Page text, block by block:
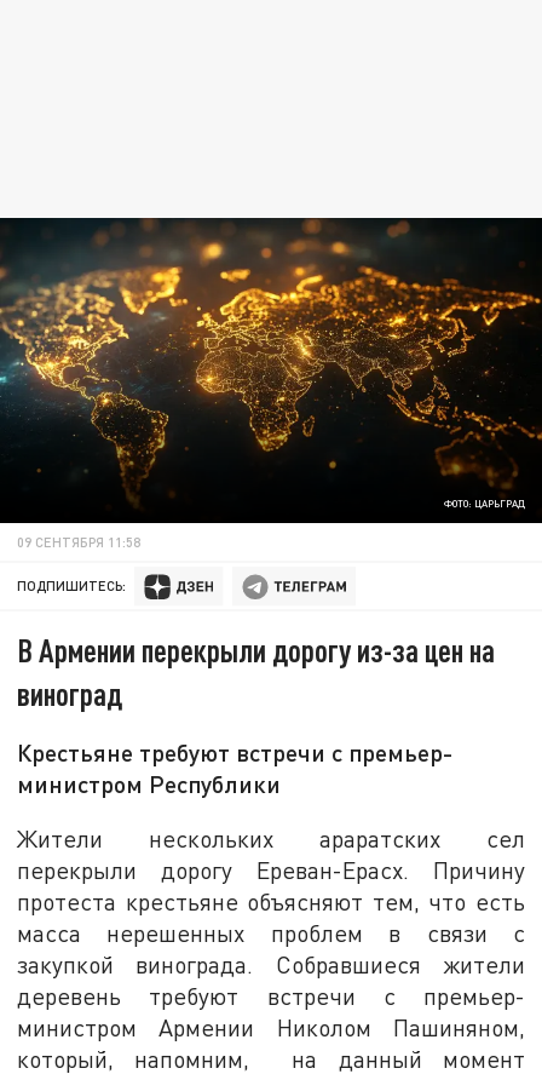
ФОТО: ЦАРЬГРАД
09 СЕНТЯБРЯ 11:58
ПОДПИШИТЕСЬ:
В Армении перекрыли дорогу из-за цен на
виноград
Крестьяне требуют встречи с премьер-
министром Республики
Жители нескольких араратских сел
перекрыли дорогу Ереван-Ерасх. Причину
протеста крестьяне объясняют тем, что есть
масса нерешенных проблем в связи с
закупкой винограда. Собравшиеся жители
деревень требуют встречи с премьер-
министром Армении Николом Пашиняном,
который, напомним, на данный момент